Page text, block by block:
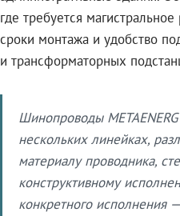
где требуется
сроки монтажа и удобство
и трансформаторных
Шинопроводы
нескольких линейках,
материалу проводника,
конструктивному
конкретного исполнения